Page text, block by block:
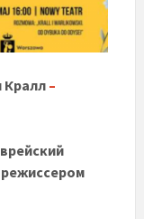
Кралл –